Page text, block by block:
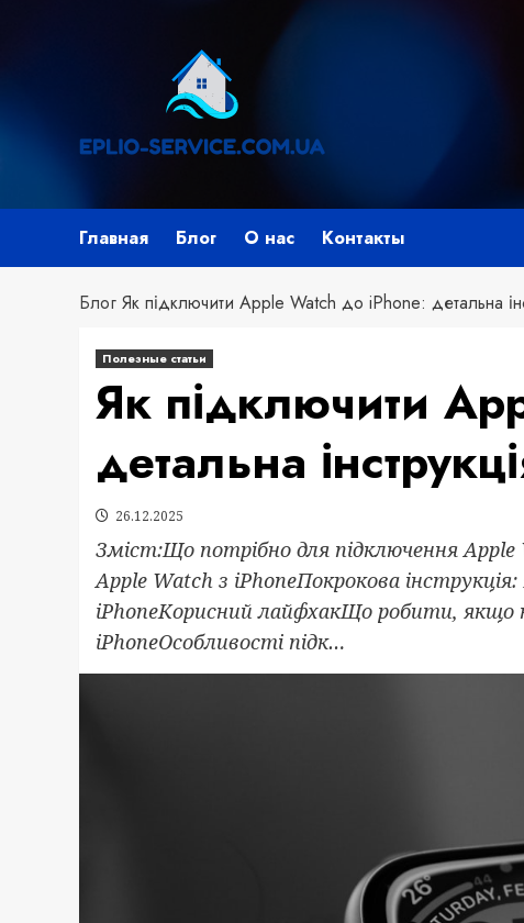
Главная Блог О нас Контакты
Блог Як підключити Apple Watch до iPhone: детальна
Полезные статьи
Як підключити
детальна
26.12.2025
Зміст:Що потрібно для підключення Apple
Apple Watch з iPhoneПокрокова
iPhoneКорисний лайфхакЩо робити, якщо
iPhoneОсобливості підк…